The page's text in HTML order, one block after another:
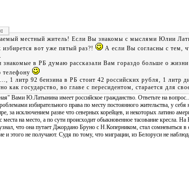
местный житель! Если Вы знакомы с мыслями Юлии
вот уже пятый раз?!
А если Вы согласны с тем,
знакомые в РБ думаю рассказали Вам гораздо больше о
1 литр 92 бензина в РБ стоит 42 российских рубля, 1 литр
как государство, во главе с пересидентом, старается для
Вами Ю.Латынина имеет российское гражданство. Ответьте на
избирательного права по месту постоянного жительства, у
за исключением разве что северных корейцев, и некоторых латино
места на место, а по сути происходит обыкновенное тасование кресла.
что она путает Джордано Бруно с Н.Коперником, стал сомневаться в
и этого не получают. Судя по тому, что миграции, из Белоруси не